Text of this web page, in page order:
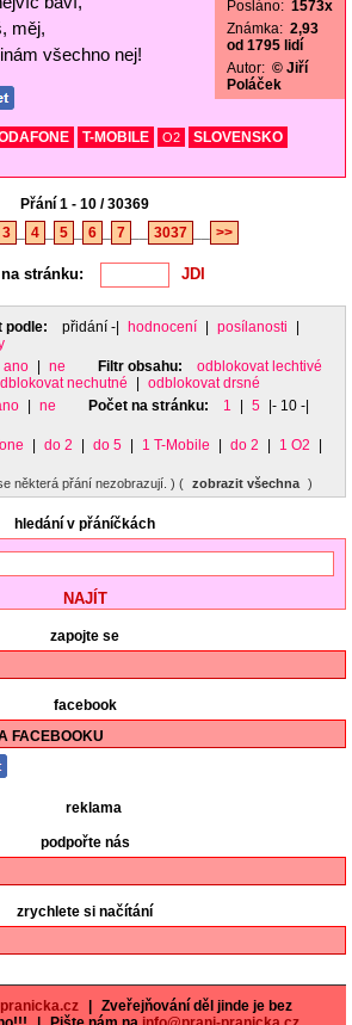
měj,
všechno nej!
Posláno: 1573x
Známka: 2,93
od 1795 lidí
Autor: © Jiří
Poláček
T-MOBILE O2
SLOVENSKO
Přání 1 - 10 / 30369
3 4 5 6 7 3037 >>
stránku:
podle: přidání -| hodnocení posílanosti
ano ne Filtr obsahu:
odblokovat lechtivé
nechutné
odblokovat drsné
ne Počet na stránku: 1 5
|- 10 -|
do 2 do 5 1 T-Mobile do 2 1 O2
některá přání nezobrazují. ) ( zobrazit všechna )
hledání v přáníčkách
zapojte se
facebook
FACEBOOKU
reklama
podpořte nás
zrychlete si načítání
Zveřejňování děl jinde je bez